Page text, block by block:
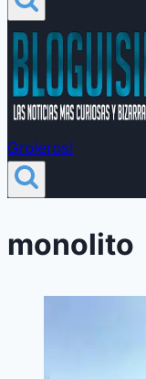
Groleros!
monolito